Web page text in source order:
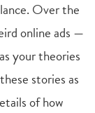
Over the
online ads —
your theories
stories as
of how